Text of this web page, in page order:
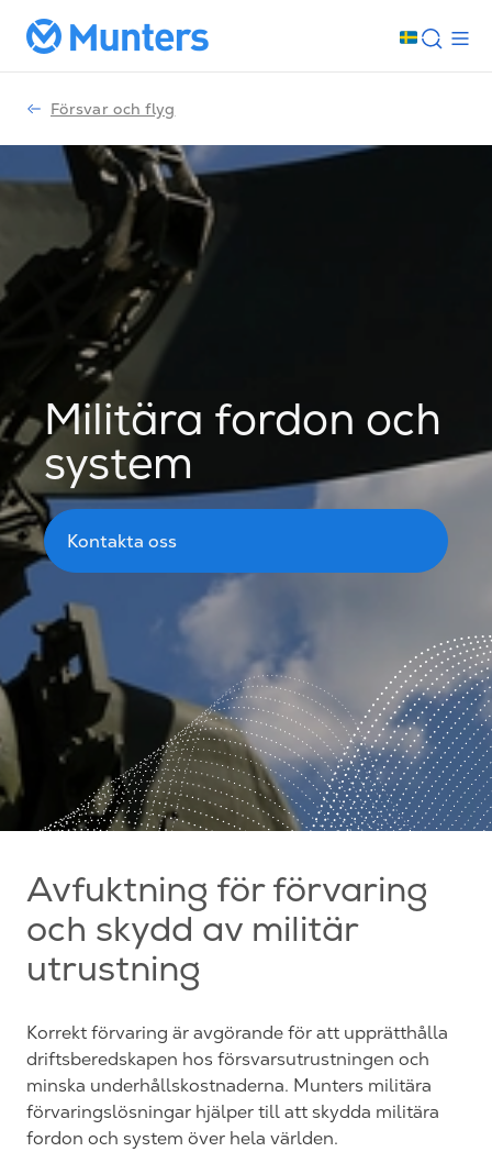
Försvar och flyg
Militära fordon och
system
Kontakta oss
Avfuktning för förvaring
och skydd av militär
utrustning
Korrekt förvaring är avgörande för att upprätthålla
driftsberedskapen hos försvarsutrustningen och
minska underhållskostnaderna. Munters militära
förvaringslösningar hjälper till att skydda militära
fordon och system över hela världen.